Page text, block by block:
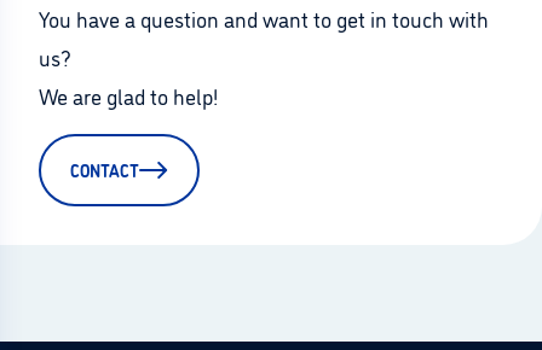
You have a question and want to get in touch with
us?
We are glad to help!
CONTACT